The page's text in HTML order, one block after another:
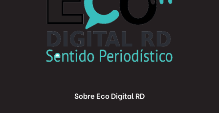
Sobre Eco Digital RD